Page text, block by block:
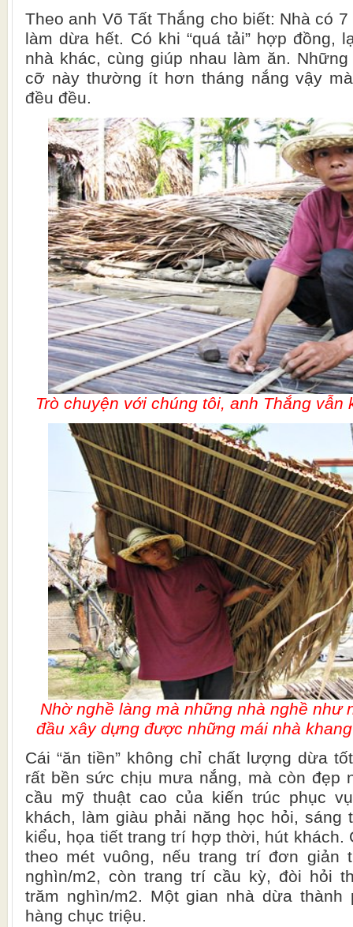
Theo anh Võ Tất Thắng cho biết: Nhà có
làm dừa hết. Có khi “quá tải” hợp đồng,
nhà khác, cùng giúp nhau làm ăn.
cỡ này thường ít hơn tháng nắng vậy
đều đều.
Trò chuyện với chúng tôi, anh Thắng vẫn
Nhờ nghề làng mà những nhà nghề như
đầu xây dựng được những mái nhà
Cái “ăn tiền” không chỉ chất lượng dừa
rất bền sức chịu mưa nắng, mà còn đẹp
cầu mỹ thuật cao của kiến trúc phục
khách, làm giàu phải năng học hỏi, sáng
kiểu, họa tiết trang trí hợp thời, hút khách.
theo mét vuông, nếu trang trí đơn giản
nghìn/m2, còn trang trí cầu kỳ, đòi hỏi
trăm nghìn/m2. Một gian nhà dừa
hàng chục triệu.